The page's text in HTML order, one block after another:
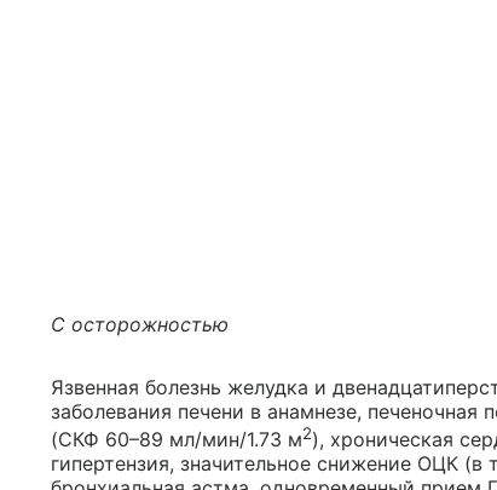
С осторожностью
Язвенная болезнь желудка и
заболевания печени в анамнезе, печеночная
(СКФ 60–89 мл/мин/1.73 м2), хроническая
гипертензия, значительное снижение ОЦК (в